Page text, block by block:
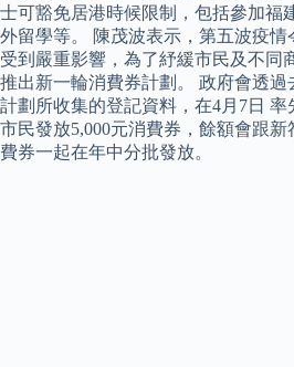
士可豁免居港時候限制，包括參加福
外留學等。 陳茂波表示，第五波疫情
受到嚴重影響，為了紓緩市民及不同
推出新一輪消費券計劃。 政府會透過
計劃所收集的登記資料，在4月7日 率
市民發放5,000元消費券，餘額會跟
費券一起在年中分批發放。